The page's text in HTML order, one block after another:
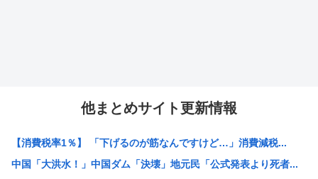
他まとめサイト更新情報
【消費税率1％】 「下げるのが筋なんですけど…」消費減税...
中国「大洪水！」中国ダム「決壊」地元民「公式発表より死者...